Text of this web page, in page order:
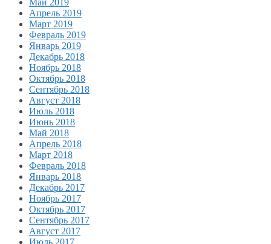
Май 2019
Апрель 2019
Март 2019
Февраль 2019
Январь 2019
Декабрь 2018
Ноябрь 2018
Октябрь 2018
Сентябрь 2018
Август 2018
Июль 2018
Июнь 2018
Май 2018
Апрель 2018
Март 2018
Февраль 2018
Январь 2018
Декабрь 2017
Ноябрь 2017
Октябрь 2017
Сентябрь 2017
Август 2017
Июль 2017